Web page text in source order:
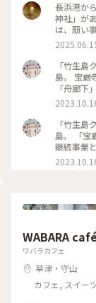
長浜港から、船に
神社」が
は、願い
「都久夫
って投げ
事に鳥
「竹生
島。 宝厳
「舟廊
殿は、豊
ので、国
が有り、
い事を書
れば、願
しました
まいまし
クルーズ#
神拝所#か
「竹生
島。 「宝
継続事業
檜皮屋根
金具の鍍
大坂城の
ズ#琵琶
十三所第
WABARA
ワバラカフェ
草津・守山
カフェ, スイー